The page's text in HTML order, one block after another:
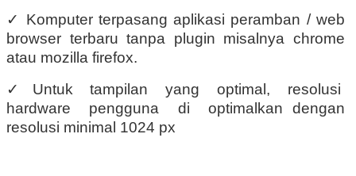
✓
Komputer terpasang aplikasi peramban / web
browser terbaru tanpa plugin misalnya chrome
atau mozilla firefox.
✓
Untuk tampilan yang optimal,
resolusi
hardware
pengguna di
optimalkan dengan
resolusi minimal 1024 px